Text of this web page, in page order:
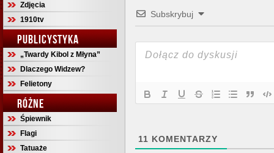
Zdjęcia
1910tv
PUBLICYSTYKA
„Twardy Kibol z Młyna”
Dlaczego Widzew?
Felietony
RÓŻNE
Śpiewnik
Flagi
Tatuaże
Subskrybuj
11 KOMENTARZY